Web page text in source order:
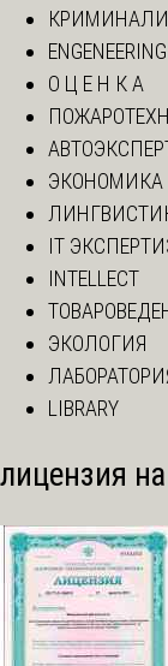
ENGENEERING
О Ц Е Н К А
ЭКОНОМИКА
IT
INTELLECT
ЭКОЛОГИЯ
LIBRARY
лицензия